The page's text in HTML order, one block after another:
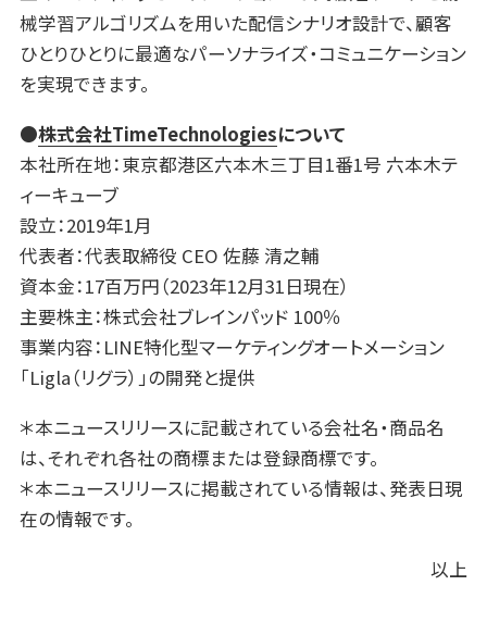
械学習アルゴリズムを用いた配信シナリオ設計で、顧客
ひとりひとりに最適なパーソナライズ・コミュニケーション
を実現できます。
●株式会社TimeTechnologiesについて
本社所在地：東京都港区六本木三丁目1番1号 六本木テ
ィーキューブ
設立：2019年1月
代表者：代表取締役 CEO 佐藤 清之輔
資本金：17百万円（2023年12月31日現在）
主要株主：株式会社ブレインパッド 100％
事業内容：LINE特化型マーケティングオートメーション
「Ligla（リグラ）」の開発と提供
＊本ニュースリリースに記載されている会社名・商品名
は、それぞれ各社の商標または登録商標です。
＊本ニュースリリースに掲載されている情報は、発表日現
在の情報です。
以上